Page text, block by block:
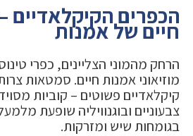
הכפרים הקיקלאדיים –
חיים של אמנות
הרחק מהמוני הצליינים, כפרי
מוזיאוני אמנות חיים. סמטאות
קיקלאדיים פשוטים – קוביות
צבעוניים ובוגנוויליה שופעת
בגומחות שיש ומזרקות.